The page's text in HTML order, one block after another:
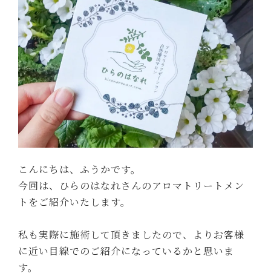
こんにちは、ふうかです。
今回は、ひらのはなれさんのアロマトリートメン
トをご紹介いたします。
私も実際に施術して頂きましたので、よりお客様
に近い目線でのご紹介になっているかと思いま
す。